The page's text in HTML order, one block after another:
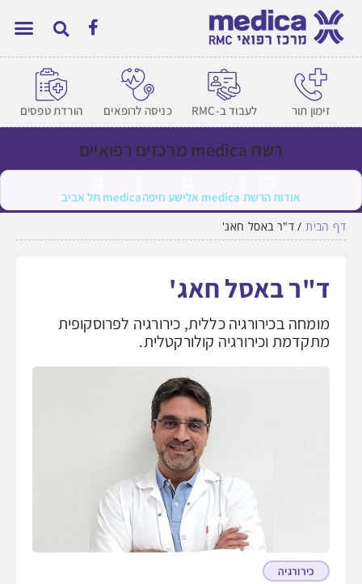
זימון תור לעבוד ב-RMC כניסה לרופאים הורדת טפסים
רשת medica מרכזים רפואיים
אודות הרשת medica אלישע חיפה
medica תל אביב
דף הבית/ד"ר באסל חאג'
ד"ר באסל חאג'
מומחה בכירורגיה כללית, כירורגיה לפרוסקופית
מתקדמת וכירורגיה קולורקטלית.
כירורגיה